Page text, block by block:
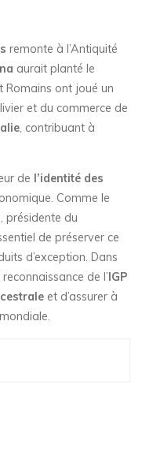
remonte à l’Antiquité
aurait planté le
Romains ont joué un
et du commerce de
, contribuant à
de l’identité des
Comme le
, présidente du
de préserver ce
d’exception. Dans
de l’IGP
et d’assurer à